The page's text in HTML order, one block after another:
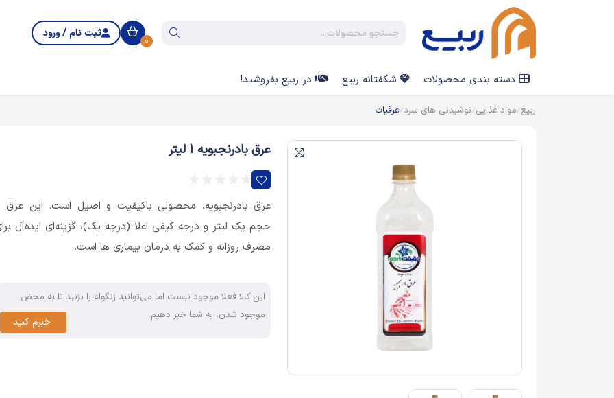
0
ثبت نام / ورود
دسته بندی محصولات شگفتانه ربیع در ربیع بفروشید!
ربیع مواد غذایی نوشیدنی های سرد عرقیات
عرق بادرنجبویه 1 لیتر
عرق بادرنجبویه، محصولی باکیفیت و اصیل است. این عرق
حجم یک لیتر و درجه کیفی اعلا (درجه یک)، گزینه‌ای ایده‌آل
مصرف روزانه و کمک به درمان بیماری ها است.
این کالا فعلا موجود نیست اما می‌توانید زنگوله را بزنید تا به محض
موجود شدن، به شما خبر دهیم.
خبرم کنید